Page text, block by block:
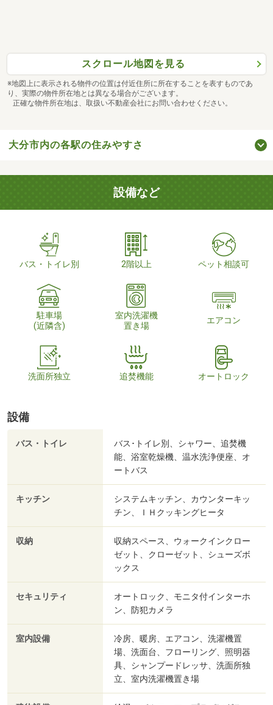
スクロール地図を見る
※地図上に表示される物件の位置は付近住所に所在することを表すものであ
り、実際の物件所在地とは異なる場合がございます。
正確な物件所在地は、取扱い不動産会社にお問い合わせください。
大分市内の各駅の住みやすさ
設備など
バス・トイレ別 2階以上 ペット相談可
駐車場
(近隣含)
室内洗濯機
置き場
エアコン
洗面所独立 追焚機能 オートロック
設備
バス・トイレ
バス･トイレ別、シャワー、追焚機
能、浴室乾燥機、温水洗浄便座、オ
ートバス
キッチン
システムキッチン、カウンターキッ
チン、ＩＨクッキングヒータ
収納
収納スペース、ウォークインクロー
ゼット、クローゼット、シューズボ
ックス
セキュリティ
オートロック、モニタ付インターホ
ン、防犯カメラ
室内設備
冷房、暖房、エアコン、洗濯機置
場、洗面台、フローリング、照明器
具、シャンプードレッサ、洗面所独
立、室内洗濯機置き場